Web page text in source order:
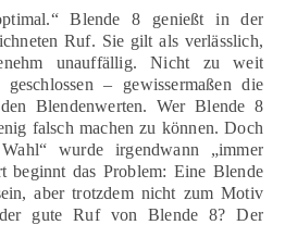
Ruf. Sie gilt als verlässlich,
unauffällig. Nicht zu weit
– gewissermaßen die
Blendenwerten. Wer Blende 8
falsch machen zu können. Doch
wurde irgendwann „immer
beginnt das Problem: Eine Blende
aber trotzdem nicht zum Motiv
gute Ruf von Blende 8? Der